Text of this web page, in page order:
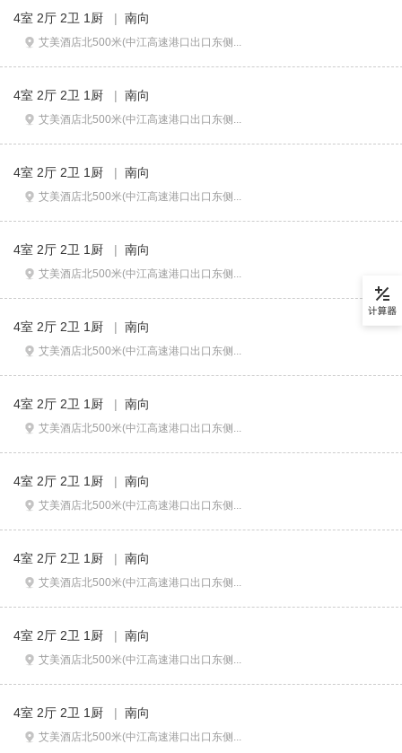
4室 2厅 2卫 1厨 | 南向
艾美酒店北500米(中江高速港口出口东侧...
4室 2厅 2卫 1厨 | 南向
艾美酒店北500米(中江高速港口出口东侧...
4室 2厅 2卫 1厨 | 南向
艾美酒店北500米(中江高速港口出口东侧...
4室 2厅 2卫 1厨 | 南向
艾美酒店北500米(中江高速港口出口东侧...
4室 2厅 2卫 1厨 | 南向
艾美酒店北500米(中江高速港口出口东侧...
4室 2厅 2卫 1厨 | 南向
艾美酒店北500米(中江高速港口出口东侧...
4室 2厅 2卫 1厨 | 南向
艾美酒店北500米(中江高速港口出口东侧...
4室 2厅 2卫 1厨 | 南向
艾美酒店北500米(中江高速港口出口东侧...
4室 2厅 2卫 1厨 | 南向
艾美酒店北500米(中江高速港口出口东侧...
4室 2厅 2卫 1厨 | 南向
艾美酒店北500米(中江高速港口出口东侧...